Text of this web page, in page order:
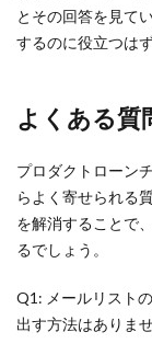
とその回答を見て
するのに役立つはず
よくある質
プロダクトローン
らよく寄せられる
を解消することで
るでしょう。
Q1: メールリスト
出す方法はありま